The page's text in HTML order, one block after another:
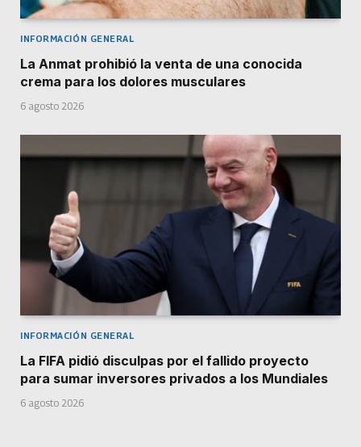
INFORMACIÓN GENERAL
La Anmat prohibió la venta de una conocida
crema para los dolores musculares
6 agosto 2026
INFORMACIÓN GENERAL
La FIFA pidió disculpas por el fallido proyecto
para sumar inversores privados a los Mundiales
6 agosto 2026